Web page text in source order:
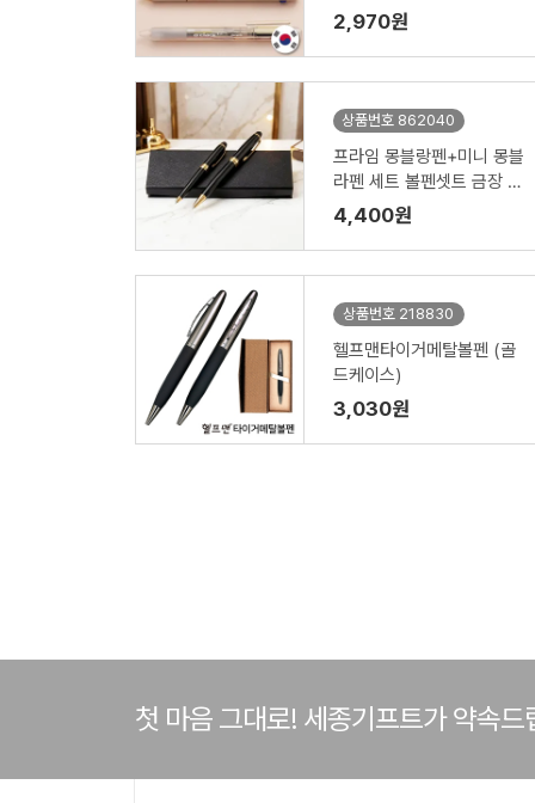
2,970원
상품번호 862040
프라임 몽블랑펜+미니 몽블
라펜 세트 볼펜셋트 금장 은
장 케이스제공
4,400원
상품번호 218830
헬프맨타이거메탈볼펜 (골
드케이스)
3,030원
첫 마음 그대로! 세종기프트가 약속드